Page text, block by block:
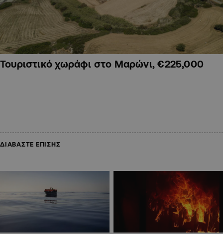
Τουριστικό χωράφι στο Μαρώνι, €225,000
ΔΙΑΒΑΣΤΕ ΕΠΙΣΗΣ